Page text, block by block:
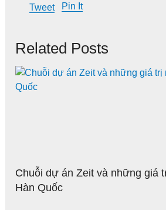
Tweet Pin It
Related Posts
Chuỗi dự án Zeit và những giá
Hàn Quốc